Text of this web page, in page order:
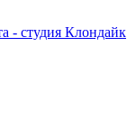
- студия Клондайк